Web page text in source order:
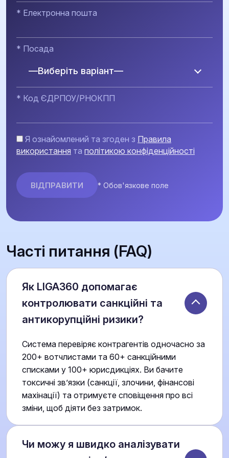
* Електронна пошта
* Посада
—Виберіть варіант—
* Код ЄДРПОУ/РНОКПП
Я ознайомлений та згоден з Правила
використання та політикою конфіденційності
* Обов'язкове поле
Часті питання (FAQ)
Як LIGA360 допомагає
контролювати санкційні та
антикорупційні ризики?
Система перевіряє контрагентів одночасно за
200+ вотчлистами та 60+ санкційними
списками у 100+ юрисдикціях. Ви бачите
токсичні зв’язки (санкції, злочини, фінансові
махінації) та отримуєте сповіщення про всі
зміни, щоб діяти без затримок.
Чи можу я швидко аналізувати